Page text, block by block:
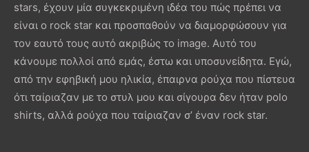
stars, έχουν μία συγκεκριμένη ιδέα του πώς πρέπει να
είναι ο rock star και προσπαθούν να διαμορφώσουν για
τον εαυτό τους αυτό ακριβώς το image. Αυτό του
κάνουμε πολλοί από εμάς, έστω και υποσυνείδητα. Εγώ,
από την εφηβική μου ηλικία, έπαιρνα ρούχα που πίστευα
ότι ταίριαζαν με το στυλ μου και σίγουρα δεν ήταν polo
shirts, αλλά ρούχα που ταίριαζαν σ’ έναν rock star.